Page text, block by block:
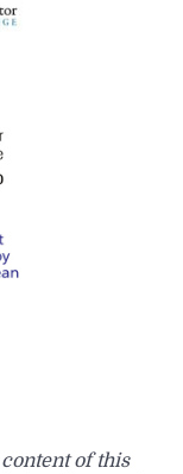
of this